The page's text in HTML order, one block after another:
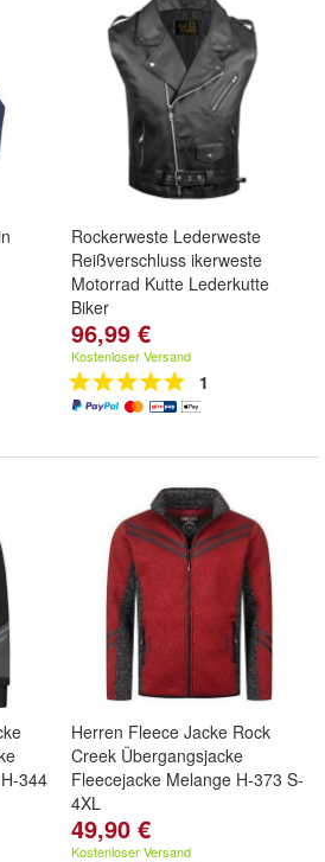
Rockerweste Lederweste
Reißverschluss ikerweste
Motorrad Kutte Lederkutte
Biker
96,99 €
Kostenloser Versand
1
344
Herren Fleece Jacke Rock
Creek Übergangsjacke
Fleecejacke Melange H-373 S-
4XL
49,90 €
Kostenloser Versand